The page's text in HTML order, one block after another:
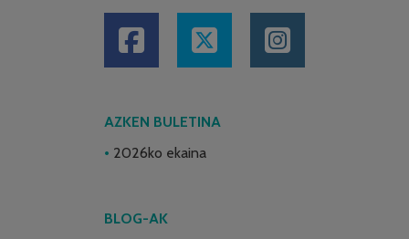
AZKEN BULETINA
2026ko ekaina
BLOG-AK